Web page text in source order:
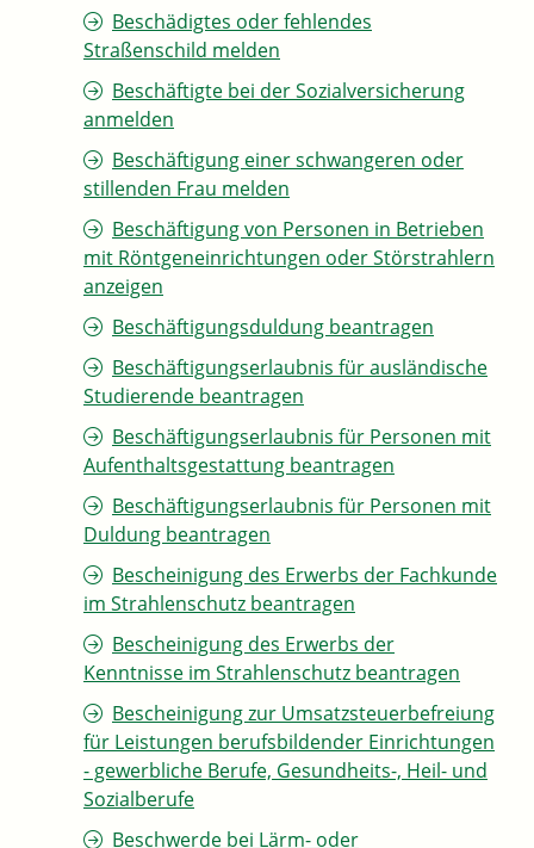
Beschädigtes oder fehlendes
Straßenschild melden
Beschäftigte bei der Sozialversicherung
anmelden
Beschäftigung einer schwangeren oder
stillenden Frau melden
Beschäftigung von Personen in Betrieben
mit Röntgeneinrichtungen oder Störstrahlern
anzeigen
Beschäftigungsduldung beantragen
Beschäftigungserlaubnis für ausländische
Studierende beantragen
Beschäftigungserlaubnis für Personen mit
Aufenthaltsgestattung beantragen
Beschäftigungserlaubnis für Personen mit
Duldung beantragen
Bescheinigung des Erwerbs der Fachkunde
im Strahlenschutz beantragen
Bescheinigung des Erwerbs der
Kenntnisse im Strahlenschutz beantragen
Bescheinigung zur Umsatzsteuerbefreiung
für Leistungen berufsbildender Einrichtungen
- gewerbliche Berufe, Gesundheits-, Heil- und
Sozialberufe
Beschwerde bei Lärm- oder